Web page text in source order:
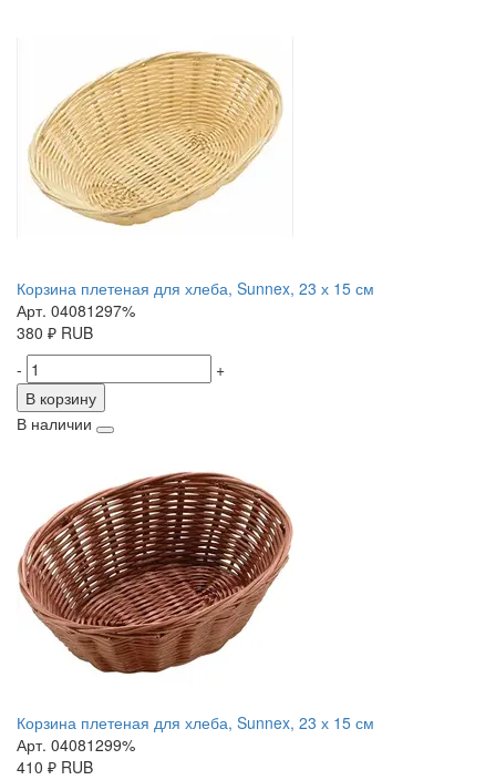
Корзина плетеная для хлеба, Sunnex, 23 х 15 см
Арт. 04081297%
380 ₽ RUB
-
+
В корзину
В наличии
Корзина плетеная для хлеба, Sunnex, 23 х 15 см
Арт. 04081299%
410 ₽ RUB